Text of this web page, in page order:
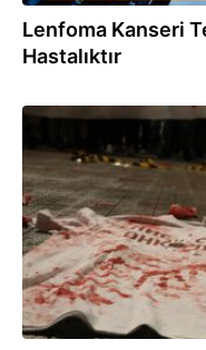
Lenfoma Kanseri
Hastalıktır